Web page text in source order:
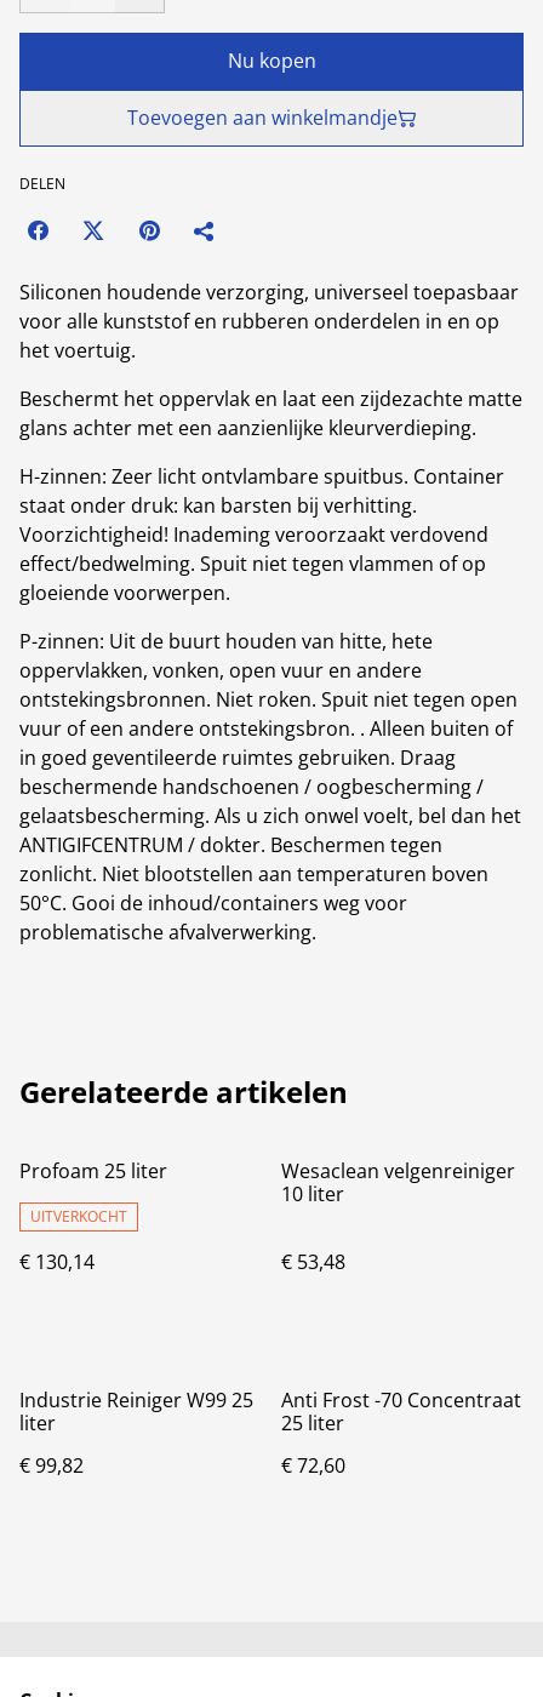
Nu kopen
Toevoegen aan winkelmandje
DELEN
Siliconen houdende verzorging, universeel toepasbaar
voor alle kunststof en rubberen onderdelen in en op
het voertuig.
Beschermt het oppervlak en laat een zijdezachte matte
glans achter met een aanzienlijke kleurverdieping.
H-zinnen: Zeer licht ontvlambare spuitbus. Container
staat onder druk: kan barsten bij verhitting.
Voorzichtigheid! Inademing veroorzaakt verdovend
effect/bedwelming. Spuit niet tegen vlammen of op
gloeiende voorwerpen.
P-zinnen: Uit de buurt houden van hitte, hete
oppervlakken, vonken, open vuur en andere
ontstekingsbronnen. Niet roken. Spuit niet tegen open
vuur of een andere ontstekingsbron. . Alleen buiten of
in goed geventileerde ruimtes gebruiken. Draag
beschermende handschoenen / oogbescherming /
gelaatsbescherming. Als u zich onwel voelt, bel dan het
ANTIGIFCENTRUM / dokter. Beschermen tegen
zonlicht. Niet blootstellen aan temperaturen boven
50°C. Gooi de inhoud/containers weg voor
problematische afvalverwerking.
Gerelateerde artikelen
Profoam 25 liter
UITVERKOCHT
€ 130,14
Wesaclean velgenreiniger
10 liter
€ 53,48
Industrie Reiniger W99 25
liter
€ 99,82
Anti Frost -70 Concentraat
25 liter
€ 72,60